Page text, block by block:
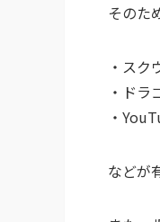
そのた
・ス
・ドラ
・
などが